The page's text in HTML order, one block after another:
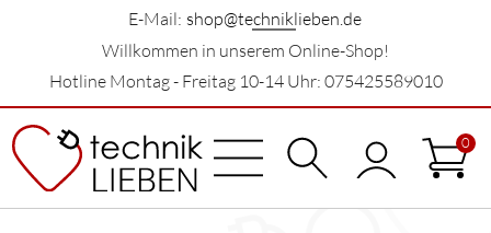
E-Mail: shop@techniklieben.de
Willkommen in unserem Online-Shop!
Hotline Montag - Freitag 10-14 Uhr: 075425589010
0